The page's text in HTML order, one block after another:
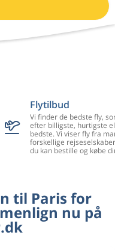
Flytilbud
Vi finder de bedste fly,
efter billigste, hurtigste
bedste. Vi viser fly fra
forskellige
du kan bestille og købe
til Paris for
nu på